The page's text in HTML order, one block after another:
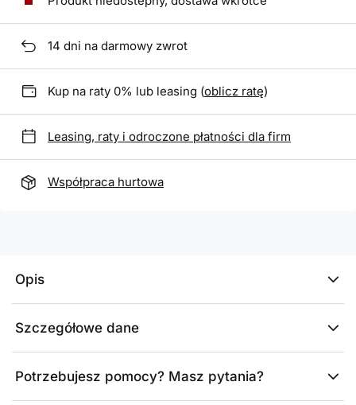
14 dni na darmowy zwrot
Kup na raty 0% lub leasing (oblicz ratę)
Leasing, raty i odroczone płatności dla firm
Współpraca hurtowa
Opis
Szczegółowe dane
Potrzebujesz pomocy? Masz pytania?